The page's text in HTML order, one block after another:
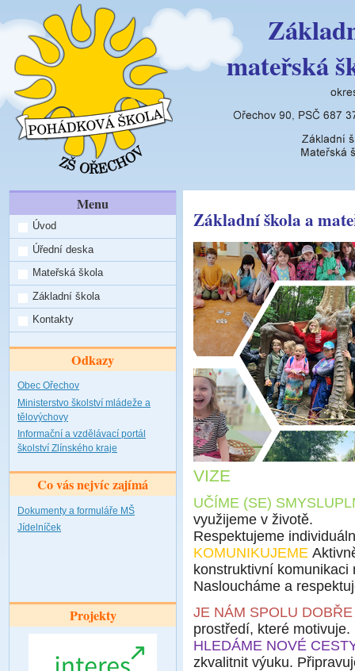
mateřská
Menu
Úvod
Úřední deska
Mateřská škola
Základní škola
Kontakty
Odkazy
Obec Ořechov
Ministerstvo školství mládeže a
tělovýchovy
Informační a vzdělávací portál
školství Zlínského kraje
Co vás nejvíc zajímá
Dokumenty a formuláře MŠ
Jídelníček
Projekty
Základní škola a
VIZE
UČÍME (SE)
využijeme v životě.
Respektujeme
KOMUNIKUJEME
konstruktivní
Nasloucháme a
JE NÁM SPOLU
prostředí, které
HLEDÁME NOVÉ
zkvalitnit výuku.